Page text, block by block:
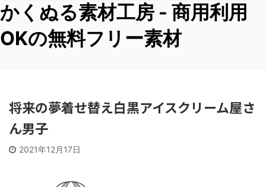
かくぬる素材工房 - 商用利用
OKの無料フリー素材
将来の夢着せ替え白黒アイスクリーム屋さ
ん男子
2021年12月17日